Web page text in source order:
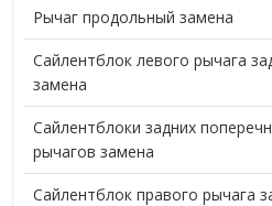
Рычаг продольный замена
Сайлентблок левого рычага
замена
Сайлентблоки задних
рычагов замена
Сайлентблок правого рычага